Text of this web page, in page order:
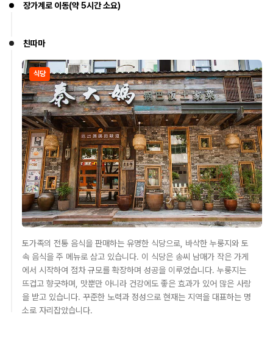
장가계로 이동(약 5시간 소요)
친따마
식당
토가족의 전통 음식을 판매하는 유명한 식당으로, 바삭한 누룽지와 토
속 음식을 주 메뉴로 삼고 있습니다. 이 식당은 송씨 남매가 작은 가게
에서 시작하여 점차 규모를 확장하며 성공을 이루었습니다. 누룽지는
뜨겁고 향긋하며, 맛뿐만 아니라 건강에도 좋은 효과가 있어 많은 사랑
을 받고 있습니다. 꾸준한 노력과 정성으로 현재는 지역을 대표하는 명
소로 자리잡았습니다.